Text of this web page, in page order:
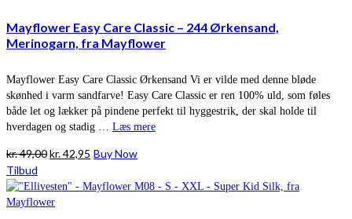
Mayflower Easy Care Classic – 244 Ørkensand,
Merinogarn, fra Mayflower
Mayflower Easy Care Classic Ørkensand Vi er vilde med denne bløde
skønhed i varm sandfarve! Easy Care Classic er ren 100% uld, som føles
både let og lækker på pindene perfekt til hyggestrik, der skal holde til
hverdagen og stadig … Læs mere
kr.49,00Den
pris
var:
kr.42,95 Den
pris
Buy Now
Tilbud